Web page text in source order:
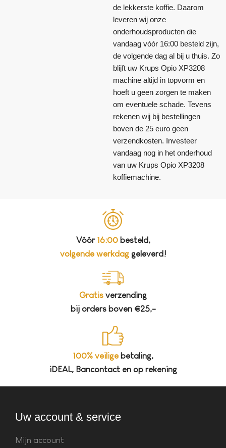
de lekkerste koffie. Daarom
leveren wij onze
onderhoudsproducten die
vandaag vóór 16:00 besteld zijn,
de volgende dag al bij u thuis. Zo
blijft uw Krups Opio XP3208
machine altijd in topvorm en
hoeft u geen zorgen te maken
om eventuele schade. Tevens
rekenen wij bij bestellingen
boven de 25 euro geen
verzendkosten. Investeer
vandaag nog in het onderhoud
van uw Krups Opio XP3208
koffiemachine.
Vóór 16:00besteld,
volgende werkdaggeleverd!
Gratis verzending
bij orders boven €25,-
100% veiligebetaling,
iDEAL, Bancontact en op rekening
Uw account & service
Mijn account